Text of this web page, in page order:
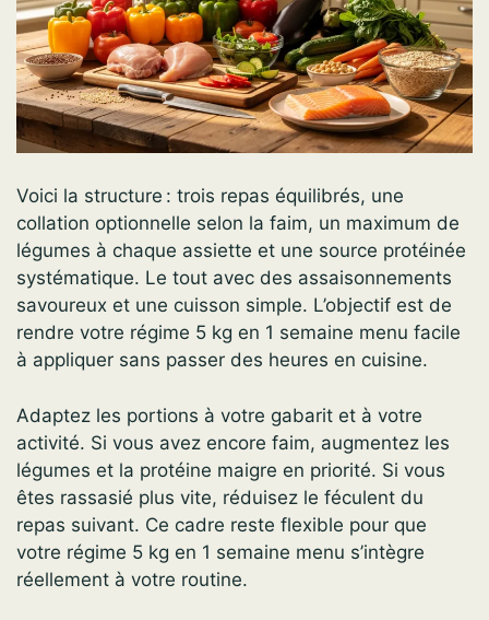
Voici la structure : trois repas équilibrés, une
collation optionnelle selon la faim, un maximum de
légumes à chaque assiette et une source protéinée
systématique. Le tout avec des assaisonnements
savoureux et une cuisson simple. L’objectif est de
rendre votre régime 5 kg en 1 semaine menu facile
à appliquer sans passer des heures en cuisine.
Adaptez les portions à votre gabarit et à votre
activité. Si vous avez encore faim, augmentez les
légumes et la protéine maigre en priorité. Si vous
êtes rassasié plus vite, réduisez le féculent du
repas suivant. Ce cadre reste flexible pour que
votre régime 5 kg en 1 semaine menu s’intègre
réellement à votre routine.